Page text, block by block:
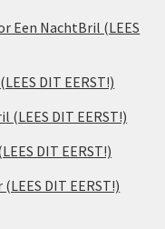
Een NachtBril (LEES
DIT EERST!)
(LEES DIT EERST!)
DIT EERST!)
DIT EERST!)